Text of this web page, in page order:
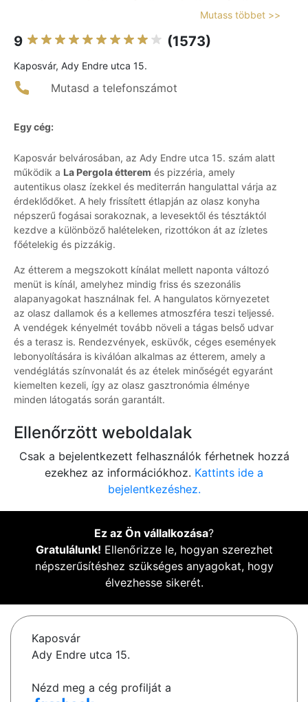
Mutass többet >>
9 (1573)
Kaposvár, Ady Endre utca 15.
Mutasd a telefonszámot
Egy cég:
Kaposvár belvárosában, az Ady Endre utca 15. szám alatt
működik a La Pergola étterem és pizzéria, amely
autentikus olasz ízekkel és mediterrán hangulattal várja az
érdeklődőket. A hely frissített étlapján az olasz konyha
népszerű fogásai sorakoznak, a levesektől és tésztáktól
kezdve a különböző halételeken, rizottókon át az ízletes
főételekig és pizzákig.
Az étterem a megszokott kínálat mellett naponta változó
menüt is kínál, amelyhez mindig friss és szezonális
alapanyagokat használnak fel. A hangulatos környezetet
az olasz dallamok és a kellemes atmoszféra teszi teljessé.
A vendégek kényelmét tovább növeli a tágas belső udvar
és a terasz is. Rendezvények, esküvők, céges események
lebonyolítására is kiválóan alkalmas az étterem, amely a
vendéglátás színvonalát és az ételek minőségét egyaránt
kiemelten kezeli, így az olasz gasztronómia élménye
minden látogatás során garantált.
Ellenőrzött weboldalak
Csak a bejelentkezett felhasználók férhetnek hozzá
ezekhez az információkhoz. Kattints ide a
bejelentkezéshez.
Ez az Ön vállalkozása?
Gratulálunk! Ellenőrizze le, hogyan szerezhet
népszerűsítéshez szükséges anyagokat, hogy
élvezhesse sikerét.
Kaposvár
Ady Endre utca 15.
Nézd meg a cég profilját a